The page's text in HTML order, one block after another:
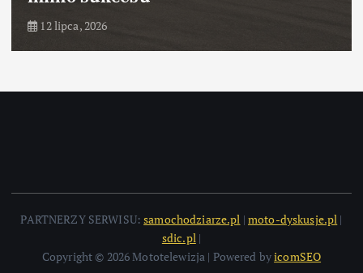
PARTNERZY SERWISU:samochodziarze.pl | moto-dyskusje.pl |
sdic.pl|
Copyright © 2026 Mototelewizja | Powered byicomSEO